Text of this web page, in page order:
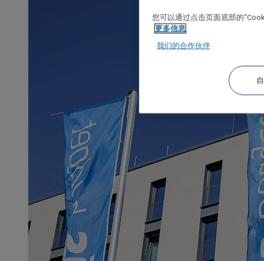
您可以通过点击页面底部的
更多信息
我们的合作伙伴